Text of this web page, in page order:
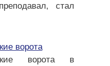
стал
ворота
ворота в